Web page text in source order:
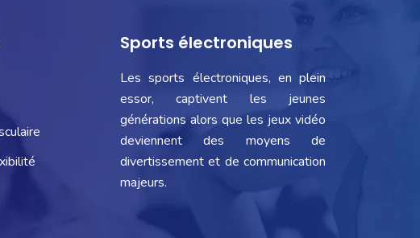
Sports électroniques
Les sports électroniques, en plein
essor, captivent les jeunes
générations alors que les jeux vidéo
deviennent des moyens de
divertissement et de communication
majeurs.